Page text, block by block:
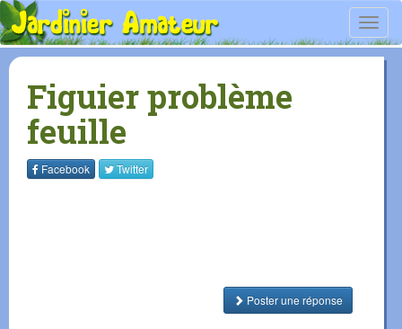
Figuier problème
feuille
Facebook Twitter
Poster une réponse